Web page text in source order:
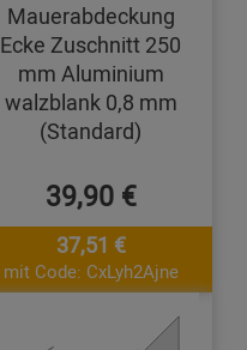
Mauerabdeckung
Ecke Zuschnitt 250
mm Aluminium
walzblank 0,8 mm
(Standard)
39,90 €
37,51 €
mit Code: CxLyh2Ajne